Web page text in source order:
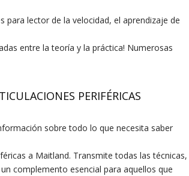
para lector de la velocidad, el aprendizaje de
entre la teoría y la práctica! Numerosas
PERIFÉRICAS
sobre todo lo que necesita saber
a Maitland. Transmite todas las técnicas,
complemento esencial para aquellos que